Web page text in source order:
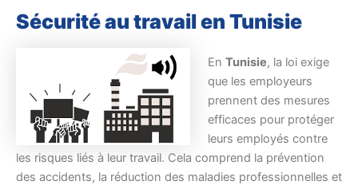
Sécurité au travail en Tunisie
En Tunisie, la loi exige
que les employeurs
prennent des mesures
efficaces pour protéger
leurs employés contre
les risques liés à leur travail. Cela comprend la prévention
des accidents, la réduction des maladies professionnelles et